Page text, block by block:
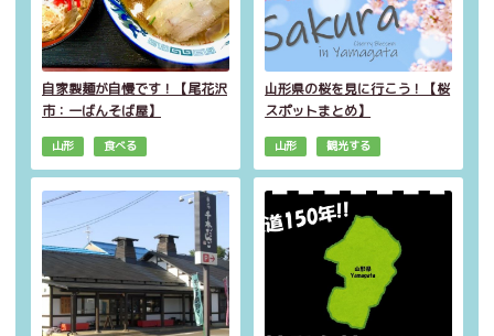
自家製麺が自慢です！【尾花沢
市：一ばんそば屋】
山形 食べる
山形県の桜を見に行こう！【桜
スポットまとめ】
山形 観光する